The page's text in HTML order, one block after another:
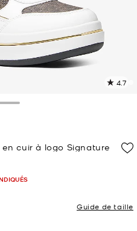
4.7
cuir à logo Signature
Guide de taille